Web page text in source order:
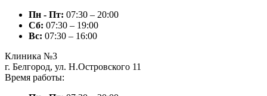
Пн - Пт: 07:30 – 20:00
Сб: 07:30 – 19:00
Вc: 07:30 – 16:00
Клиника №3
г. Белгород, ул. Н.Островского 11
Время работы: